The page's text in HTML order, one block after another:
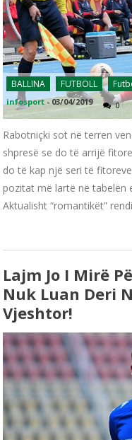
BALLINA FUTBOLL
infosport -03/04/2019 0
Rabotniçki sot në terren
shpresë se do të arrijë
do të kap një seri të
pozitat më lartë në tabelën
Aktualisht “romantikët”
Lajm Jo I Mirë
Nuk Luan Deri
Vjeshtor!